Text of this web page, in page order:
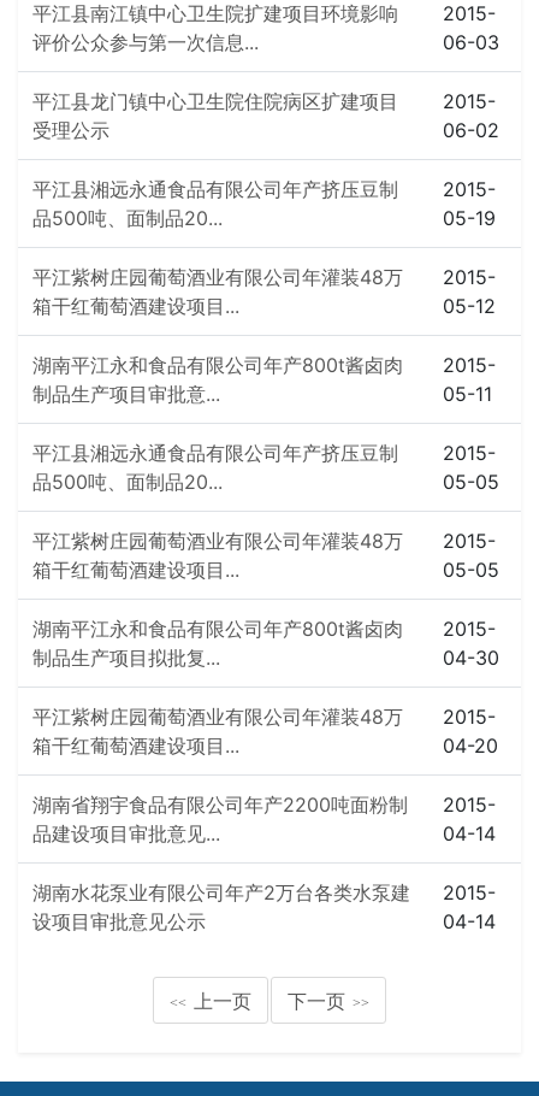
平江县南江镇中心卫生院扩建项目环境影响
评价公众参与第一次信息...
2015-
06-03
平江县龙门镇中心卫生院住院病区扩建项目
受理公示
2015-
06-02
平江县湘远永通食品有限公司年产挤压豆制
品500吨、面制品20...
2015-
05-19
平江紫树庄园葡萄酒业有限公司年灌装48万
箱干红葡萄酒建设项目...
2015-
05-12
湖南平江永和食品有限公司年产800t酱卤肉
制品生产项目审批意...
2015-
05-11
平江县湘远永通食品有限公司年产挤压豆制
品500吨、面制品20...
2015-
05-05
平江紫树庄园葡萄酒业有限公司年灌装48万
箱干红葡萄酒建设项目...
2015-
05-05
湖南平江永和食品有限公司年产800t酱卤肉
制品生产项目拟批复...
2015-
04-30
平江紫树庄园葡萄酒业有限公司年灌装48万
箱干红葡萄酒建设项目...
2015-
04-20
湖南省翔宇食品有限公司年产2200吨面粉制
品建设项目审批意见...
2015-
04-14
湖南水花泵业有限公司年产2万台各类水泵建
设项目审批意见公示
2015-
04-14
<< 上一页 下一页 >>